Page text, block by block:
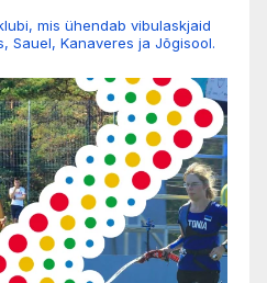
mis ühendab vibulaskjaid
Sauel, Kanaveres ja Jõgisool.